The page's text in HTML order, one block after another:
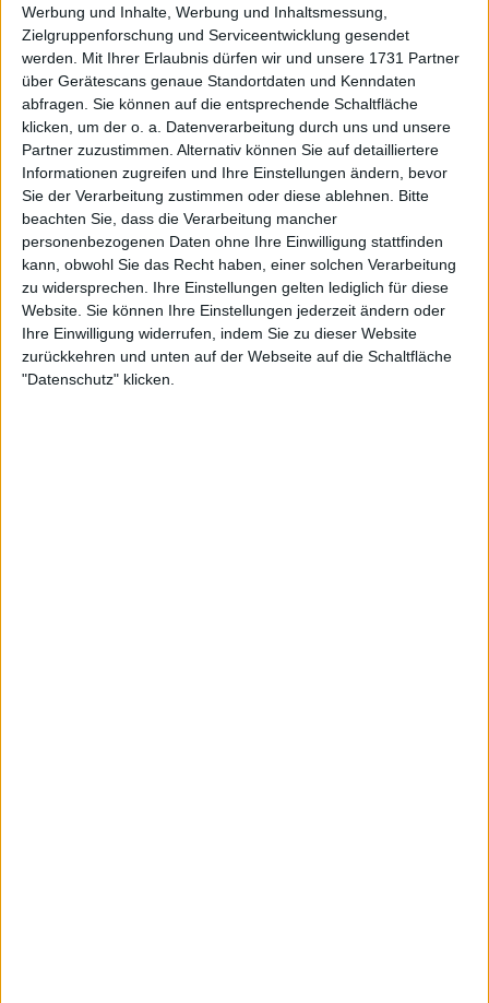
Werbung und Inhalte, Werbung und Inhaltsmessung,
Zielgruppenforschung und Serviceentwicklung gesendet
werden. Mit Ihrer Erlaubnis dürfen wir und unsere 1731 Partner
über Gerätescans genaue Standortdaten und Kenndaten
abfragen. Sie können auf die entsprechende Schaltfläche
klicken, um der o. a. Datenverarbeitung durch uns und unsere
Partner zuzustimmen. Alternativ können Sie auf detailliertere
Informationen zugreifen und Ihre Einstellungen ändern, bevor
Sie der Verarbeitung zustimmen oder diese ablehnen. Bitte
beachten Sie, dass die Verarbeitung mancher
personenbezogenen Daten ohne Ihre Einwilligung stattfinden
kann, obwohl Sie das Recht haben, einer solchen Verarbeitung
zu widersprechen. Ihre Einstellungen gelten lediglich für diese
Website. Sie können Ihre Einstellungen jederzeit ändern oder
Ihre Einwilligung widerrufen, indem Sie zu dieser Website
zurückkehren und unten auf der Webseite auf die Schaltfläche
"Datenschutz" klicken.
Es ist nicht das erste Mal, dass Medvedev in einen
solchen Vorfall verwickelt ist: Anfang dieses Jahres
warf der gebürtige Moskauer während des Laver
Cups seinen Schläger in die Luft, traf aber zum
Glück niemanden. Nach diesem Vorfall beschwerten
sich der Kapitän des Team World,John McEnroe
und andere Teilnehmer beim Spielleiter und baten
ihn, Medvedev zu disqualifizieren.